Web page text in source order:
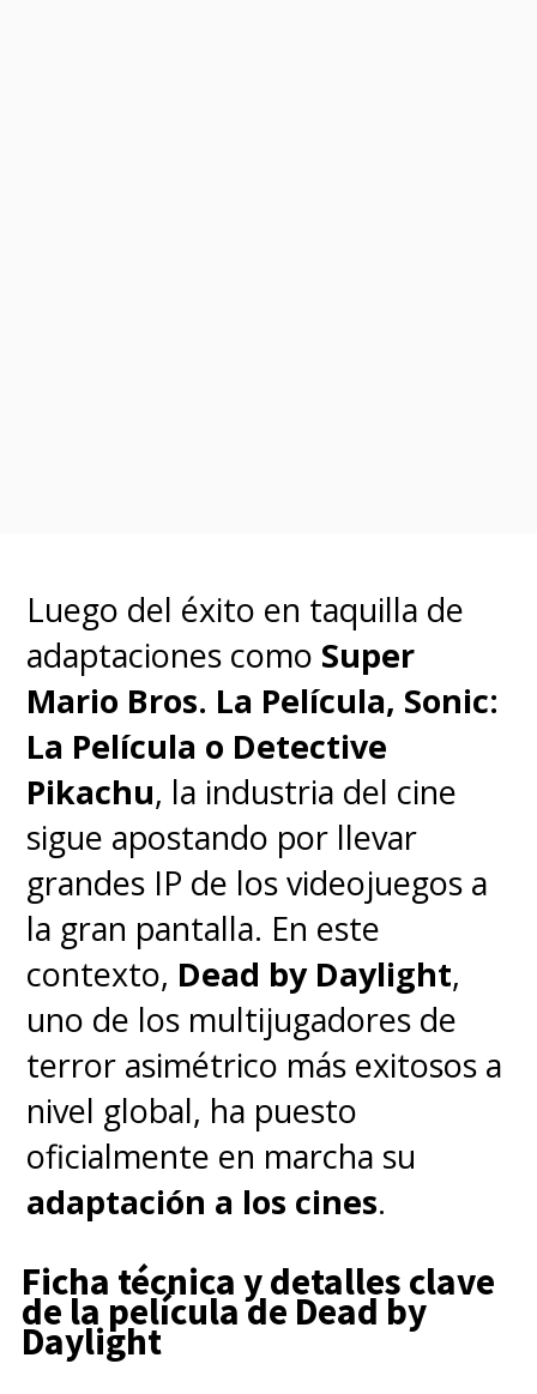
Luego del éxito en taquilla de
adaptaciones como Super
Mario Bros. La Película, Sonic:
La Película o Detective
Pikachu, la industria del cine
sigue apostando por llevar
grandes IP de los videojuegos a
la gran pantalla. En este
contexto, Dead by Daylight,
uno de los multijugadores de
terror asimétrico más exitosos a
nivel global, ha puesto
oficialmente en marcha su
adaptación a los cines.
Ficha técnica y detalles clave
de la película de Dead by
Daylight